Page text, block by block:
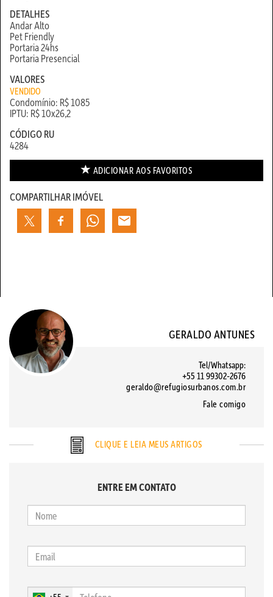
DETALHES
Andar Alto
Pet Friendly
Portaria 24hs
Portaria Presencial
VALORES
VENDIDO
Condomínio: R$ 1085
IPTU: R$ 10x26,2
CÓDIGO RU
4284
ADICIONAR AOS FAVORITOS
COMPARTILHAR IMÓVEL
GERALDO ANTUNES
Tel/Whatsapp:
+55 11 99302-2676
geraldo@refugiosurbanos.com.br
Fale comigo
CLIQUE E LEIA MEUS ARTIGOS
ENTRE EM CONTATO